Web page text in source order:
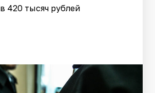
в 420 тысяч рублей